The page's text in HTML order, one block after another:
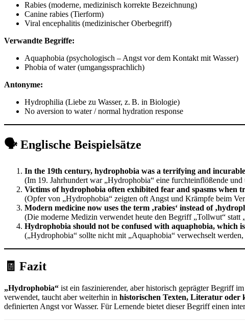
Rabies (moderne, medizinisch korrekte Bezeichnung)
Canine rabies (Tierform)
Viral encephalitis (medizinischer Oberbegriff)
Verwandte Begriffe:
Aquaphobia (psychologisch – Angst vor dem Kontakt mit Wasser)
Phobia of water (umgangssprachlich)
Antonyme:
Hydrophilia (Liebe zu Wasser, z. B. in Biologie)
No aversion to water / normal hydration response
🗣️ Englische Beispielsätze
In the 19th century, hydrophobia was a terrifying and incurable
(Im 19. Jahrhundert war „Hydrophobia“ eine furchteinflößende
Victims of hydrophobia often exhibited fear and spasms when
(Opfer von „Hydrophobia“ zeigten oft Angst und Krämpfe beim
Modern medicine now uses the term ‚rabies‘ instead of
(Die moderne Medizin verwendet heute den Begriff „Tollwut“ statt
Hydrophobia should not be confused with aquaphobia, which
(„Hydrophobia“ sollte nicht mit „Aquaphobia“ verwechselt
🧾 Fazit
„Hydrophobia“ ist ein faszinierender, aber historisch geprägter Begriff
verwendet, taucht aber weiterhin in historischen Texten, Literatur oder
definierten Angst vor Wasser. Für Lernende bietet dieser Begriff einen